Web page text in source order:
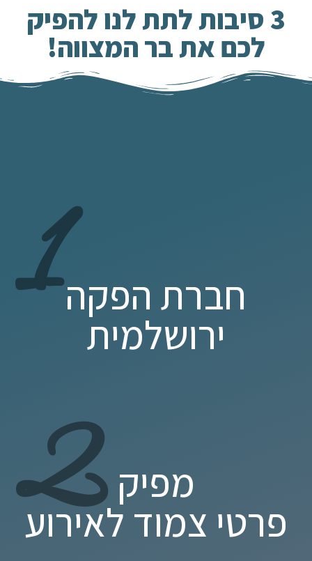
3 סיבות לתת לנו להפיק
לכם את בר המצווה!
1חברת הפקה
ירושלמית
2 מפיק
פרטי צמוד לאירוע